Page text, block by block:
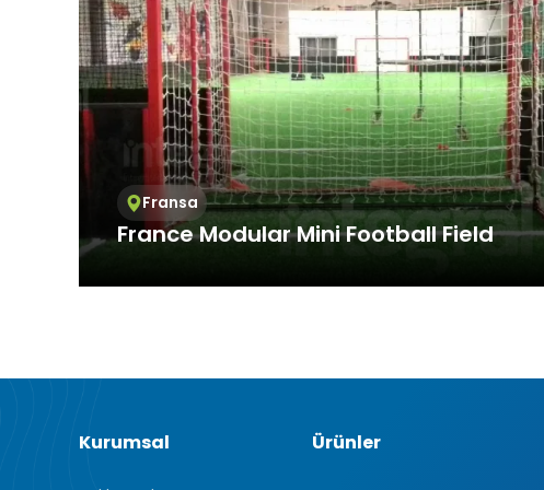
Fransa
France Modular Mini Football Field
Providing service at international standards,
Kurumsal Ürünler
3.3.Zorunlu/
Ziyaret ettiğiniz
Bu tür çerezlerin
Örneğin, internet
üzerinde gezinti
3.4.Analitik
İnternet sitesinin
ziyaretçilerin siteye
işleyiş biçimini
Ziyaretçi
mesajı sayısı
3.6. Hedefleme/
alanlarına